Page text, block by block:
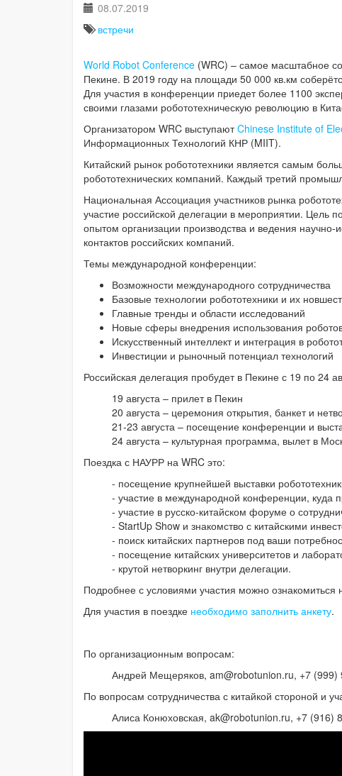
08.07.2019
встречи
World Robot Conference (WRC) – самое масштабное
Пекине. В 2019 году на площади 50 000 кв.км
Для участия в конференции приедет более 1100
своими глазами робототехническую революцию в
Организатором WRC выступаютChinese Institute of
Информационных Технологий КНР (MIIT).
Китайский рынок робототехники является самым
робототехнических компаний. Каждый третий
Национальная Ассоциация участников рынка
участие российской делегации в мероприятии. Цель
опытом организации производства и ведения
контактов российских компаний.
Темы международной конференции:
Возможности международного сотрудничества
Базовые технологии робототехники и их
Главные тренды и области исследований
Новые сферы внедрения использования
Искусственный интеллект и интеграция в
Инвестиции и рыночный потенциал технологий
Российская делегация пробудет в Пекине с 19 по 24
19 августа – прилет в Пекин
20 августа – церемония открытия, банкет и
21-23 августа – посещение конференции и
24 августа – культурная программа, вылет в
Поездка с НАУРР на WRC это:
- посещение крупнейшей выставки
- участие в международной конференции, куда
- участие в русско-китайском форуме о
- StartUp Show и знакомство с китайскими
- поиск китайских партнеров под ваши
- посещение китайских университетов и
- крутой нетворкинг внутри делегации.
Подробнее с условиями участия можно ознакомиться
Для участия в поездке необходимо заполнить анкету.
По организационным вопросам:
Андрей Мещеряков, am@robotunion.ru, +7 (999)
По вопросам сотрудничества с китайкой стороной и
Алиса Конюховская, ak@robotunion.ru, +7 (916)